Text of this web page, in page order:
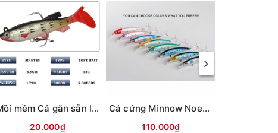
Mồi mềm Cá gắn sẵn lưỡi (8.5cm-13g) Vỏ trong
20.000₫
Cá cứng Minnow Noeby 9006-Nổi-120mm/22g
110.000₫